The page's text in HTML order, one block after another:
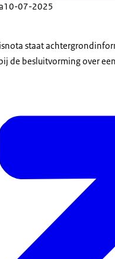
10-07-2025
staat
de besluitvorming over